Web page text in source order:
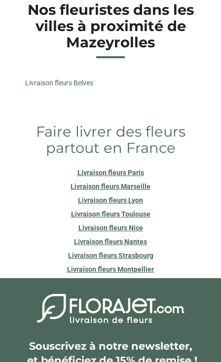
Nos fleuristes dans les
villes à proximité de
Mazeyrolles
Livraison fleurs Belves
Faire livrer des fleurs
partout en France
Livraison fleurs Paris
Livraison fleurs Marseille
Livraison fleurs Lyon
Livraison fleurs Toulouse
Livraison fleurs Nice
Livraison fleurs Nantes
Livraison fleurs Strasbourg
Livraison fleurs Montpellier
Souscrivez à notre newsletter,